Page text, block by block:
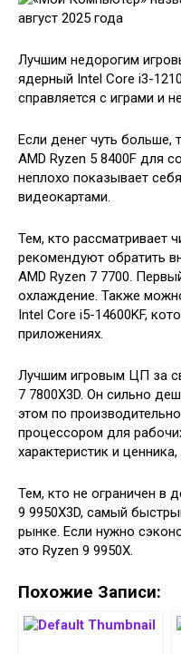
Лучшим недорогим
ядерный Intel Core i3-
справляется с играми и
Если денег чуть больше,
AMD Ryzen 5 8400F для
неплохо показывает
видеокартами.
Тем, кто рассматривает
рекомендуют обратить
AMD Ryzen 7 7700.
охлаждение. Также
Intel Core i5-14600KF,
приложениях.
Лучшим игровым ЦП за
7 7800X3D. Он сильно
этом по
процессором для
характеристик и
Тем, кто не ограничен в
9 9950X3D, самый
рынке. Если нужно
это Ryzen 9 9950X.
Похожие Записи: